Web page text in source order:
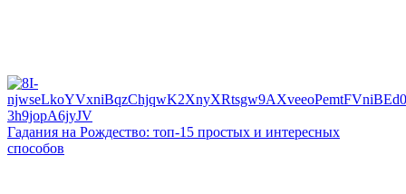
Гадания на Рождество: топ-15 простых и интересных
способов